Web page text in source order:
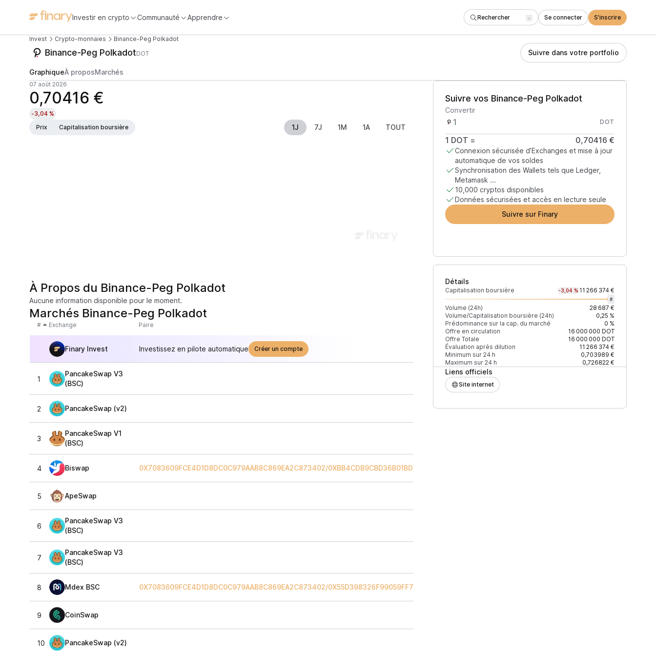
Investir en crypto Communauté Apprendre Rechercher / Se connecter S'inscrire
Invest Crypto-monnaies Binance-Peg Polkadot
Binance-Peg PolkadotDOT Suivre dans votre portfolio
GraphiqueÀ proposMarchés
07 août 2026
0,70416 €
-3,04 %
Prix
Capitalisation boursière 1J 7J 1M 1A TOUT
Suivre vos Binance-Peg Polkadot
Convertir
DOT
1 DOT = 0,70416 €
Connexion sécurisée d’Exchanges et mise à jour
automatique de vos soldes
Synchronisation des Wallets tels que Ledger,
Metamask ...
10,000 cryptos disponibles
Données sécurisées et accès en lecture seule
Suivre sur Finary
Détails
Capitalisation boursière -3,04 % 11 266 374 €
#
Volume (24h)
28 687 €
Volume/Capitalisation boursière (24h)
0,25 %
Prédominance sur la cap. du marché
0 %
Offre en circulation
16 000 000 DOT
Offre Totale
16 000 000 DOT
Évaluation après dilution
11 266 374 €
Minimum sur 24 h
0,703989 €
Maximum sur 24 h
0,726822 €
Liens officiels
Site internet
À Propos du Binance-Peg Polkadot
Aucune information disponible pour le moment.
Marchés Binance-Peg Polkadot
# Exchange Paire +2% depth
Finary Invest Investissez en pilote automatique Créer un compte
1
PancakeSwap V3
(BSC)
2 PancakeSwap (v2) 0,81436 $ 3 754 $
3
PancakeSwap V1
(BSC)
4 Biswap 0X7083609FCE4D1D8DC0C979AAB8C869EA2C873402/0XBB4CDB9CBD36B01BD1CBAEBF2DE08D9173BC095C
5 ApeSwap
6
PancakeSwap V3
(BSC)
7
PancakeSwap V3
(BSC)
8 Mdex BSC 0X7083609FCE4D1D8DC0C979AAB8C869EA2C873402/0X55D398326F99059FF775485246999027B3197955
9 CoinSwap
10 PancakeSwap (v2)